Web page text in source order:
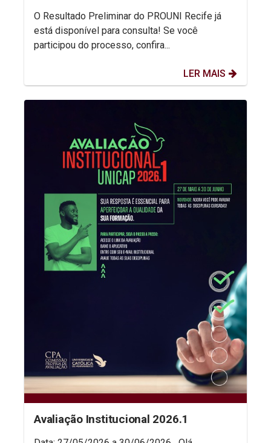
O Resultado Preliminar do PROUNI Recife já
está disponível para consulta! Se você
participou do processo, confira...
LER MAIS
Avaliação Institucional 2026.1